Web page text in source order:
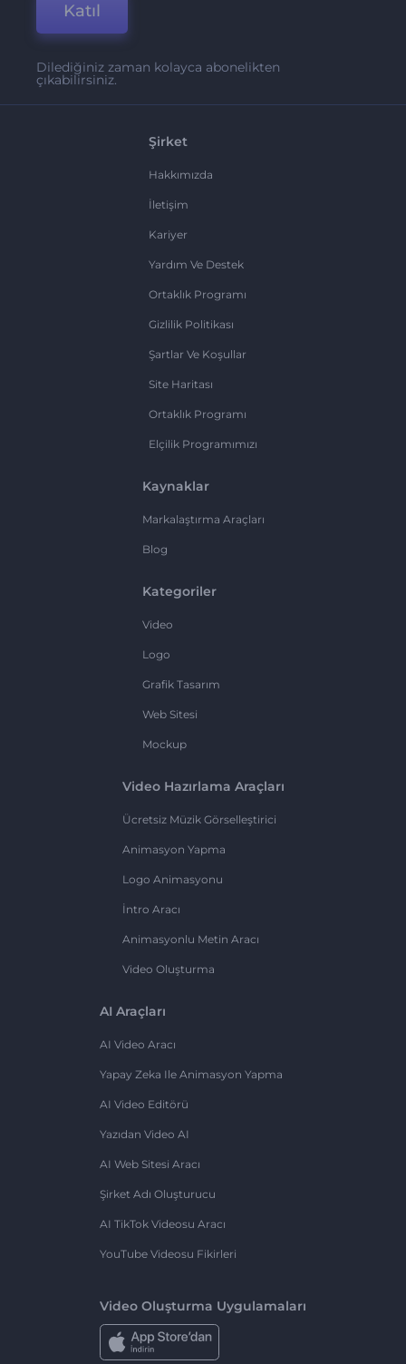
Katıl
Dilediğiniz zaman kolayca abonelikten
çıkabilirsiniz.
Şirket
Hakkımızda
İletişim
Kariyer
Yardım Ve Destek
Ortaklık Programı
Gizlilik Politikası
Şartlar Ve Koşullar
Site Haritası
Ortaklık Programı
Elçilik Programımızı
Kaynaklar
Markalaştırma Araçları
Blog
Kategoriler
Video
Logo
Grafik Tasarım
Web Sitesi
Mockup
Video Hazırlama Araçları
Ücretsiz Müzik Görselleştirici
Animasyon Yapma
Logo Animasyonu
İntro Aracı
Animasyonlu Metin Aracı
Video Oluşturma
AI Araçları
AI Video Aracı
Yapay Zeka Ile Animasyon Yapma
AI Video Editörü
Yazıdan Video AI
AI Web Sitesi Aracı
Şirket Adı Oluşturucu
AI TikTok Videosu Aracı
YouTube Videosu Fikirleri
Video Oluşturma Uygulamaları